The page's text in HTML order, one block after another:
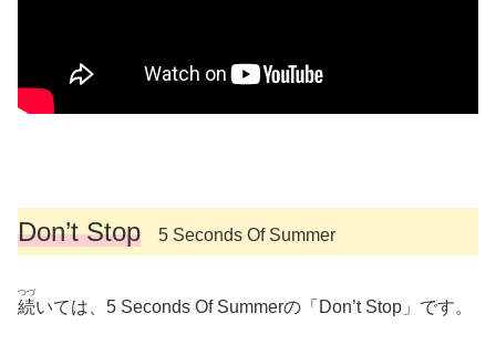
Don’t Stop 5 Seconds Of Summer
続
つづ
いては、5 Seconds Of Summerの「Don’t Stop」です。